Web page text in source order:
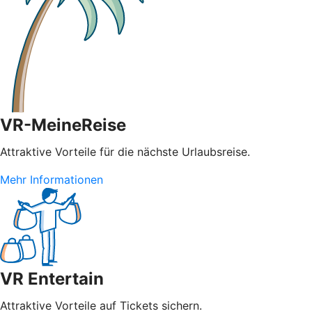
VR-MeineReise
Attraktive Vorteile für die nächste Urlaubsreise.
Mehr Informationen
VR Entertain
Attraktive Vorteile auf Tickets sichern.